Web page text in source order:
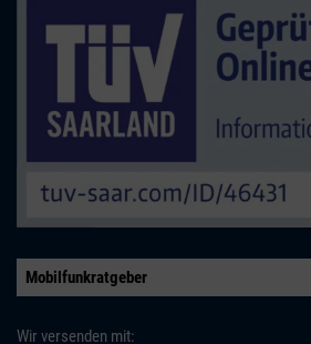
Mobilfunkratgeber
Wir versenden mit: